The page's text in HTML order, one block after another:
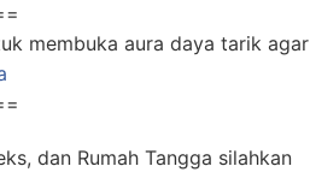
membuka aura daya tarik agar
dan Rumah Tangga silahkan